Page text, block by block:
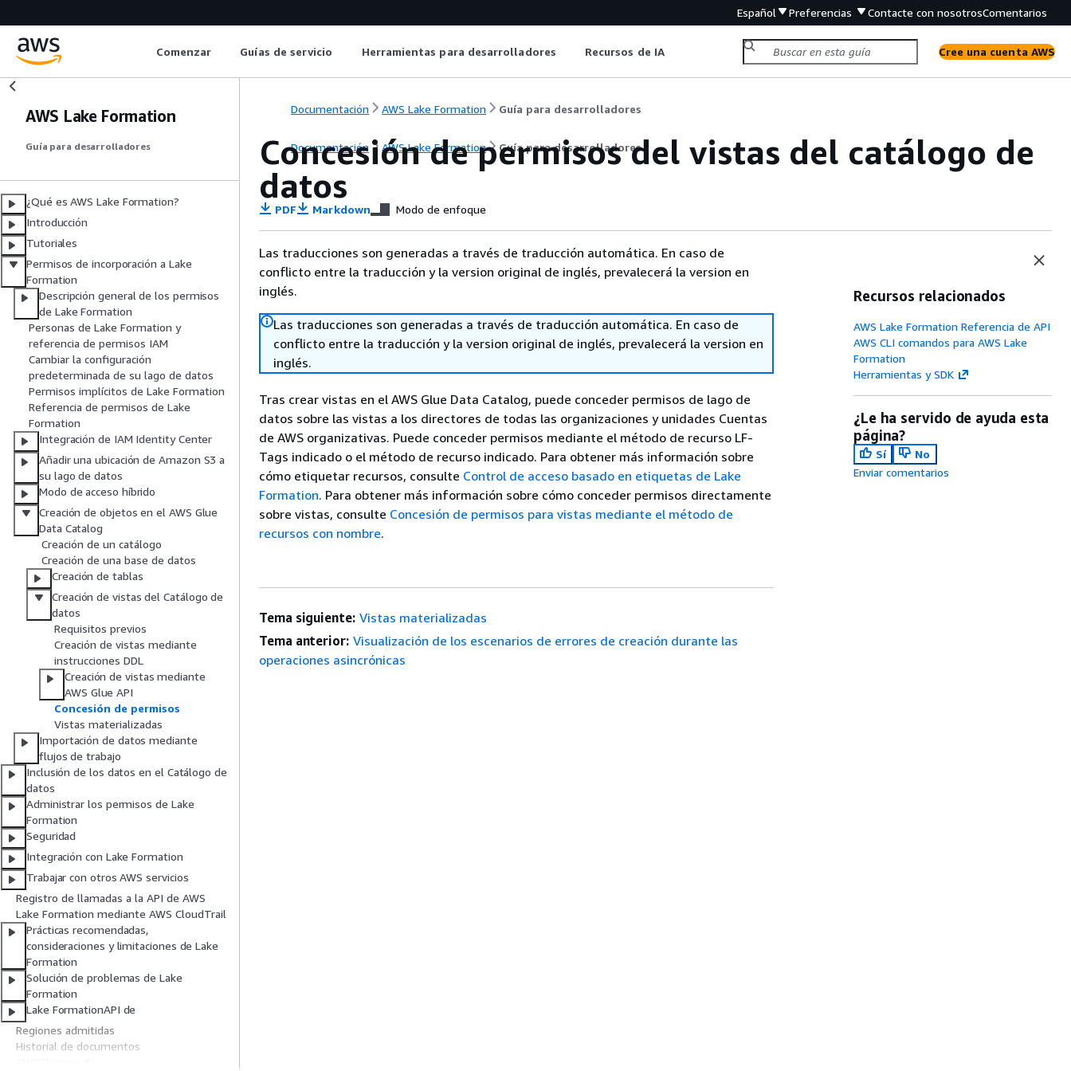
Español Preferencias Contacte con nosotrosComentarios
Comenzar Guías de servicio Herramientas para desarrolladores Recursos de IA Cree una cuenta AWS
AWS Lake Formation
Guía para desarrolladores
¿Qué es AWS Lake Formation?
Introducción
Tutoriales
Permisos de incorporación a Lake
Formation
Descripción general de los permisos
de Lake Formation
Personas de Lake Formation y
referencia de permisos IAM
Cambiar la configuración
predeterminada de su lago de datos
Permisos implícitos de Lake Formation
Referencia de permisos de Lake
Formation
Integración de IAM Identity Center
Añadir una ubicación de Amazon S3 a
su lago de datos
Modo de acceso híbrido
Creación de objetos en el AWS Glue
Data Catalog
Creación de un catálogo
Creación de una base de datos
Creación de tablas
Creación de vistas del Catálogo de
datos
Requisitos previos
Creación de vistas mediante
instrucciones DDL
Creación de vistas mediante
AWS Glue API
Concesión de permisos
Vistas materializadas
Importación de datos mediante
flujos de trabajo
Inclusión de los datos en el Catálogo de
datos
Administrar los permisos de Lake
Formation
Seguridad
Integración con Lake Formation
Trabajar con otros AWS servicios
Registro de llamadas a la API de AWS
Lake Formation mediante AWS CloudTrail
Prácticas recomendadas,
consideraciones y limitaciones de Lake
Formation
Solución de problemas de Lake
Formation
Lake FormationAPI de
Regiones admitidas
Historial de documentos
Documentación AWS Lake Formation Guía para desarrolladores
Documentación AWS Lake Formation Guía para desarrolladores
Concesión de permisos del vistas del catálogo de
datos
PDF Markdown Modo de enfoque
Las traducciones son generadas a través de traducción automática. En caso de
conflicto entre la traducción y la version original de inglés, prevalecerá la version en
inglés.
Las traducciones son generadas a través de traducción automática. En caso de
conflicto entre la traducción y la version original de inglés, prevalecerá la version en
inglés.
Tras crear vistas en el AWS Glue Data Catalog, puede conceder permisos de lago de
datos sobre las vistas a los directores de todas las organizaciones y unidades Cuentas
de AWS organizativas. Puede conceder permisos mediante el método de recurso LF-
Tags indicado o el método de recurso indicado. Para obtener más información sobre
cómo etiquetar recursos, consulte Control de acceso basado en etiquetas de Lake
Formation. Para obtener más información sobre cómo conceder permisos directamente
sobre vistas, consulte Concesión de permisos para vistas mediante el método de
recursos con nombre.
Recursos relacionados
AWS Lake Formation Referencia de API
AWS CLI comandos para AWS Lake
Formation
Herramientas y SDK
¿Le ha servido de ayuda esta
página?
Sí
No
Enviar comentarios
Tema siguiente: Vistas materializadas
Tema anterior: Visualización de los escenarios de errores de creación durante las
operaciones asincrónicas